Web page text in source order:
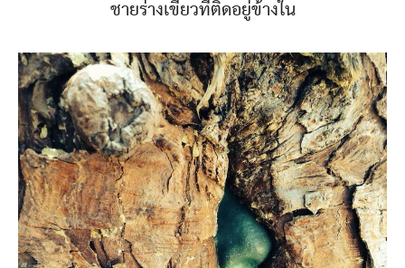
ชายร่างเขียวที่ติดอยู่ข้างใน